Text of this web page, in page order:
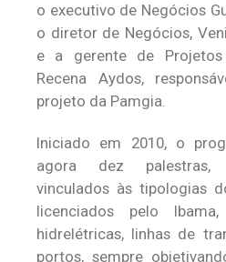
o executivo de Negócios
o diretor de Negócios,
e a gerente de Projetos
Recena Aydos,
projeto da Pamgia.
Iniciado em 2010, o
agora dez palestras,
vinculados às tipologias
licenciados pelo
hidrelétricas, linhas de
portos, sempre